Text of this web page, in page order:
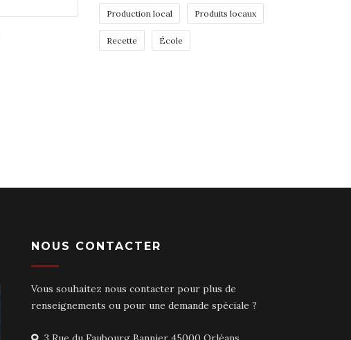
Production local Produits locaux
Recette École
NOUS CONTACTER
Vous souhaitez nous contacter pour plus de
renseignements ou pour une demande spéciale ?